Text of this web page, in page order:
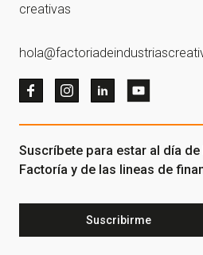
creativas
Suscríbete para estar al día
Factoría y de las lineas de
Suscribirme